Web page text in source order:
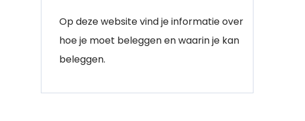
Op deze website vind je informatie over
hoe je moet beleggen en waarin je kan
beleggen.